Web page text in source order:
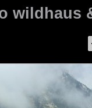
wildhaus